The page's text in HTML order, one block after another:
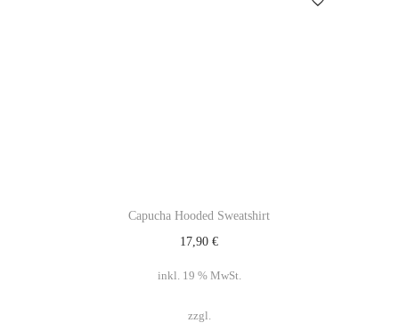
Capucha Hooded Sweatshirt
17,90€
inkl. 19 % MwSt.
zzgl.